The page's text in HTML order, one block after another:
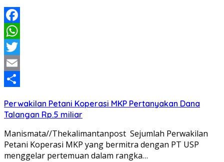
Facebook
WhatsApp
Twitter
Email
Perwakilan Petani Koperasi MKP Pertanyakan Dana
Talangan Rp.5 miliar
Manismata//Thekalimantanpost Sejumlah Perwakilan
Petani Koperasi MKP yang bermitra dengan PT USP
menggelar pertemuan dalam rangka…